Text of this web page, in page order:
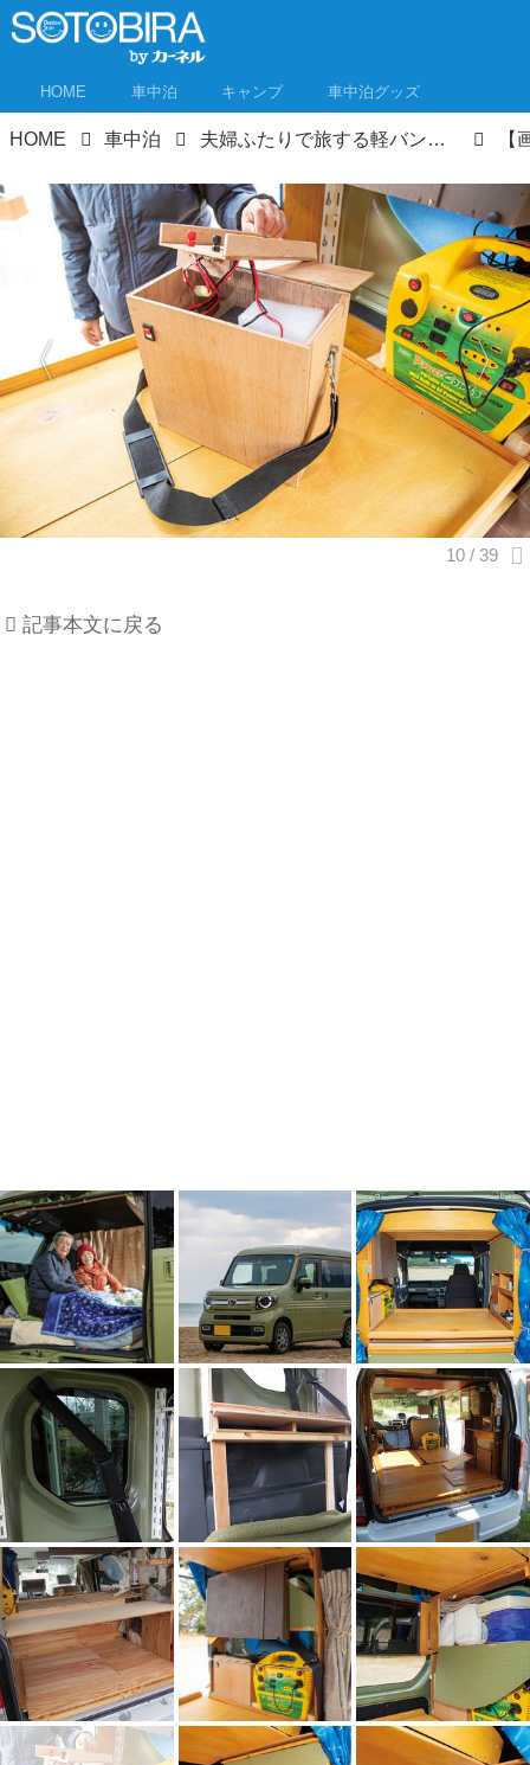
HOME 車中泊 キャンプ 車中泊グッズ
HOME 車中泊 夫婦ふたりで旅する軽バン。車中泊DIYはアイデア満載！N-VANが超快適空間に！
記事本文に戻る